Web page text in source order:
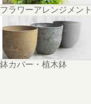
フラワーアレンジメント
鉢カバー・植木鉢